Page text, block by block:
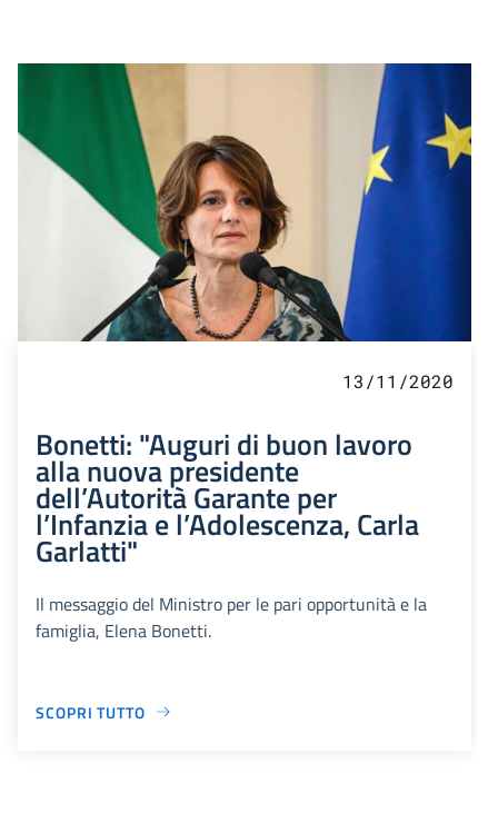
13/11/2020
Bonetti: "Auguri di buon lavoro
alla nuova presidente
dell’Autorità Garante per
l’Infanzia e l’Adolescenza, Carla
Garlatti"
Il messaggio del Ministro per le pari opportunità e la
famiglia, Elena Bonetti.
SCOPRI TUTTO